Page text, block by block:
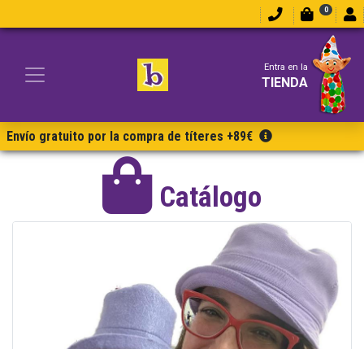
0
Entra en la
TIENDA
Envío gratuito por la compra de títeres +89€
Catálogo